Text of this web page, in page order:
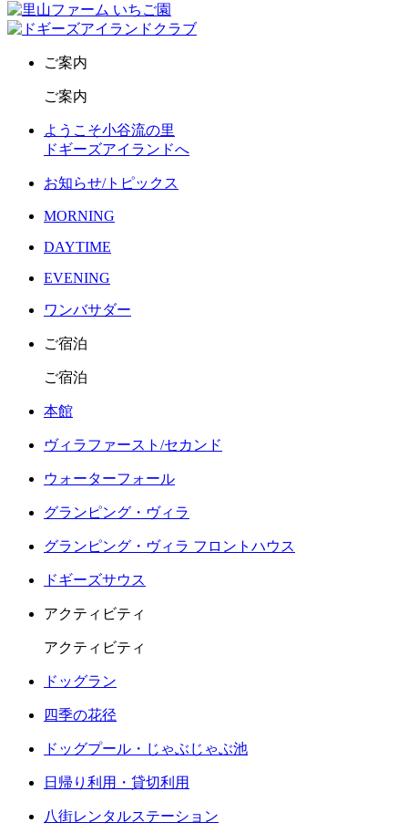
ご案内
ご案内
ようこそ小谷流の里
ドギーズアイランドへ
お知らせ/トピックス
MORNING
DAYTIME
EVENING
ワンバサダー
ご宿泊
ご宿泊
本館
ヴィラファースト/セカンド
ウォーターフォール
グランピング・ヴィラ
グランピング・ヴィラ フロントハウス
ドギーズサウス
アクティビティ
アクティビティ
ドッグラン
四季の花径
ドッグプール・じゃぶじゃぶ池
日帰り利用・貸切利用
八街レンタルステーション